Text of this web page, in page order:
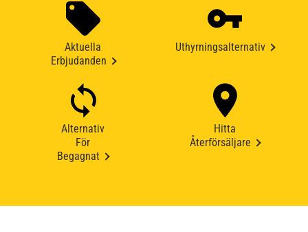
Aktuella
Erbjudanden
Uthyrningsalternativ
Alternativ
För
Begagnat
Hitta
Återförsäljare